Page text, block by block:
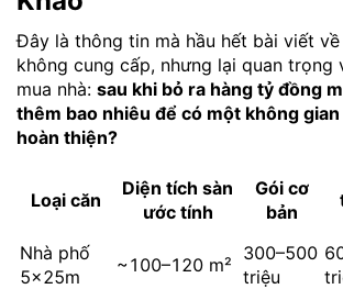
Đây là thông tin mà hầu hết bài viết về
không cung cấp, nhưng lại quan trọng
mua nhà: sau khi bỏ ra hàng tỷ đồng
thêm bao nhiêu để có một không
hoàn thiện?
Loại căn
Diện tích sàn
ước tính
Gói cơ
bản
Nhà phố
5×25m
~100–120 m²
300–500
triệu